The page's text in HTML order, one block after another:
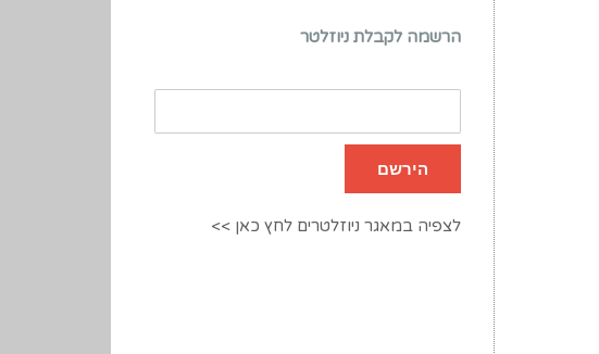
הרשמה לקבלת ניוזלטר
כתובת
שלך
הירשם
לצפיה במאגר ניוזלטרים לחץ כאן >>